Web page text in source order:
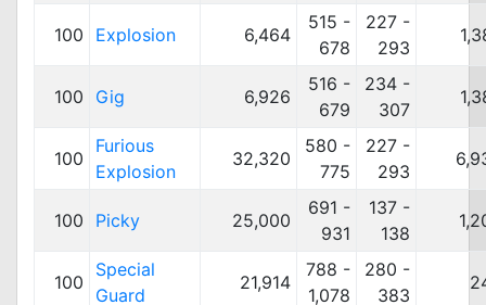
100 Explosion 6,464
515 -
678
227 -
293
100 Gig 6,926
516 -
679
234 -
307
100
Furious
Explosion
32,320
580 -
775
227 -
293
100 Picky 25,000
691 -
931
137 -
138
100
Special
Guard
21,914
788 -
1,078
280 -
383